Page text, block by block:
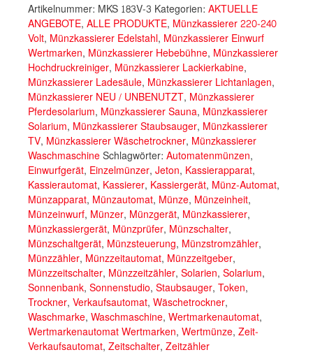
Artikelnummer: MKS 183V-3 Kategorien: AKTUELLE
ANGEBOTE, ALLE PRODUKTE, Münzkassierer 220-240
Volt, Münzkassierer Edelstahl, Münzkassierer Einwurf
Wertmarken, Münzkassierer Hebebühne, Münzkassierer
Hochdruckreiniger, Münzkassierer Lackierkabine,
Münzkassierer Ladesäule, Münzkassierer Lichtanlagen,
Münzkassierer NEU / UNBENUTZT, Münzkassierer
Pferdesolarium, Münzkassierer Sauna, Münzkassierer
Solarium, Münzkassierer Staubsauger, Münzkassierer
TV, Münzkassierer Wäschetrockner, Münzkassierer
WaschmaschineSchlagwörter: Automatenmünzen,
Einwurfgerät, Einzelmünzer, Jeton, Kassierapparat,
Kassierautomat, Kassierer, Kassiergerät, Münz-Automat,
Münzapparat, Münzautomat, Münze, Münzeinheit,
Münzeinwurf, Münzer, Münzgerät, Münzkassierer,
Münzkassiergerät, Münzprüfer, Münzschalter,
Münzschaltgerät, Münzsteuerung, Münzstromzähler,
Münzzähler, Münzzeitautomat, Münzzeitgeber,
Münzzeitschalter, Münzzeitzähler, Solarien, Solarium,
Sonnenbank, Sonnenstudio, Staubsauger, Token,
Trockner, Verkaufsautomat, Wäschetrockner,
Waschmarke, Waschmaschine, Wertmarkenautomat,
Wertmarkenautomat Wertmarken, Wertmünze, Zeit-
Verkaufsautomat, Zeitschalter, Zeitzähler